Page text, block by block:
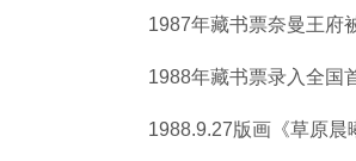
1987年藏书票奈曼王府
1988年藏书票录入全国
1988.9.27版画《草原晨